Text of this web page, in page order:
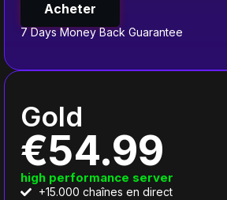
Acheter
7 Days Money Back Guarantee
Gold
€54.99
high performance server
+15.000 chaînes en direct